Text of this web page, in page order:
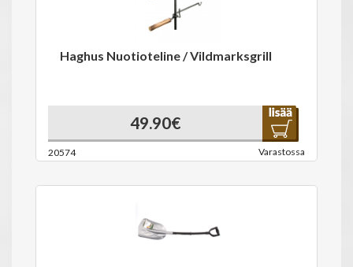
Haghus Nuotioteline / Vildmarksgrill
49.90€
20574 Varastossa